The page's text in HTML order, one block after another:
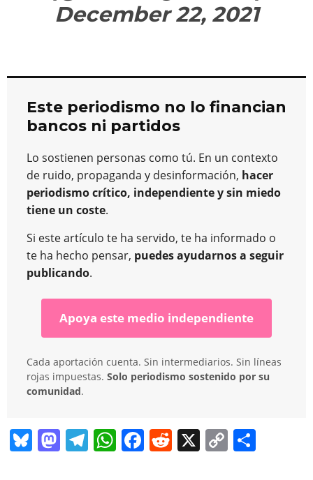
December 22, 2021
Este periodismo no lo financian
bancos ni partidos
Lo sostienen personas como tú. En un contexto
de ruido, propaganda y desinformación, hacer
periodismo crítico, independiente y sin miedo
tiene un coste.
Si este artículo te ha servido, te ha informado o
te ha hecho pensar, puedes ayudarnos a seguir
publicando.
Apoya este medio independiente
Cada aportación cuenta. Sin intermediarios. Sin líneas
rojas impuestas. Solo periodismo sostenido por su
comunidad.
Bl M T
W F
R
X
C